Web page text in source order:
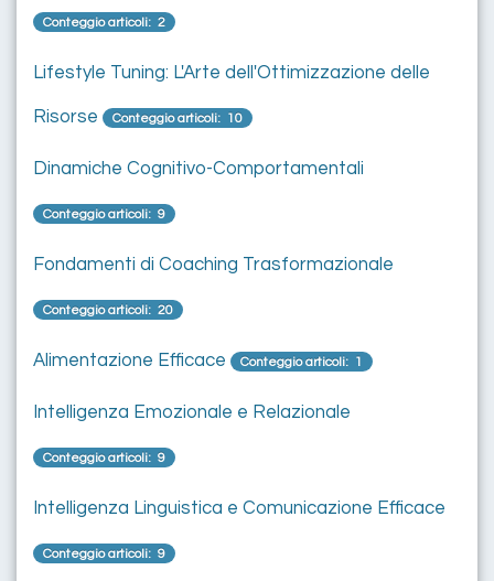
Conteggio articoli: 2
Lifestyle Tuning: L'Arte dell'Ottimizzazione delle
Risorse Conteggio articoli: 10
Dinamiche Cognitivo-Comportamentali
Conteggio articoli: 9
Fondamenti di Coaching Trasformazionale
Conteggio articoli: 20
Alimentazione Efficace Conteggio articoli: 1
Intelligenza Emozionale e Relazionale
Conteggio articoli: 9
Intelligenza Linguistica e Comunicazione Efficace
Conteggio articoli: 9